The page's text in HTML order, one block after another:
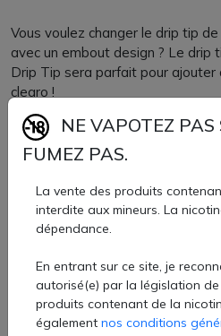
Vous voulez changer le drip tip
avec un embout design ? Le drip
Drip Tip sera parfait pour
clearo !
Composé de résine, le volume
adapté à une vape DTL. Il est de
Parfaitement compatible avec
atomiseurs reconstructibles
format 810, vous allez adorer
Drip tip 810 Senor Drip vendu à
coloris.
2,40
NE VAPOTEZ PAS
FUMEZ PAS.
La vente des produits
interdite aux mineurs. La
dépendance.
En entrant sur ce site, je
autorisé(e) par la législation
produits contenant de la
également nos conditions